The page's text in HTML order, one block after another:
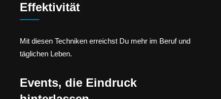
Effektivität
Mit diesen Techniken erreichst Du mehr im Beruf und
täglichen Leben.
Events, die Eindruck